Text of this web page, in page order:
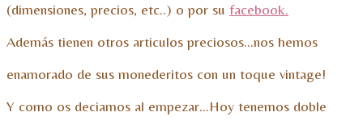
(dimensiones, precios, etc..) o por su facebook.
Además tienen otros articulos preciosos…nos hemos
enamorado de sus monederitos con un toque vintage!
Y como os deciamos al empezar…Hoy tenemos doble